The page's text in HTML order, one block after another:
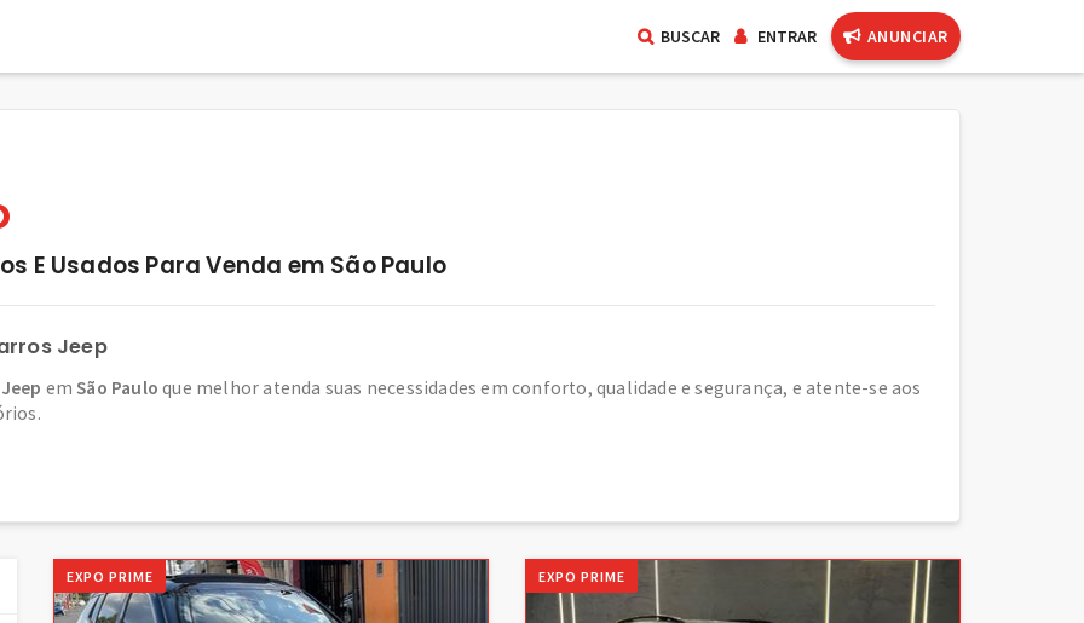
BUSCAR ENTRAR ANUNCIAR
E Usados Para Venda em São Paulo
Jeep
emSão Paulo que melhor atenda suas necessidades em conforto, qualidade e segurança, e atente-se aos
EXPO PRIME EXPO PRIME